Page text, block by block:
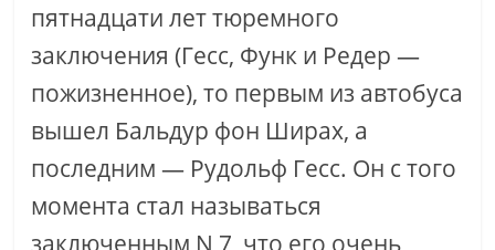
пятнадцати лет тюремного
заключения (Гесс, Функ и Редер —
пожизненное), то первым из автобуса
вышел Бальдур фон Ширах, а
последним — Рудольф Гесс. Он с того
момента стал называться
заключенным N 7, что его очень